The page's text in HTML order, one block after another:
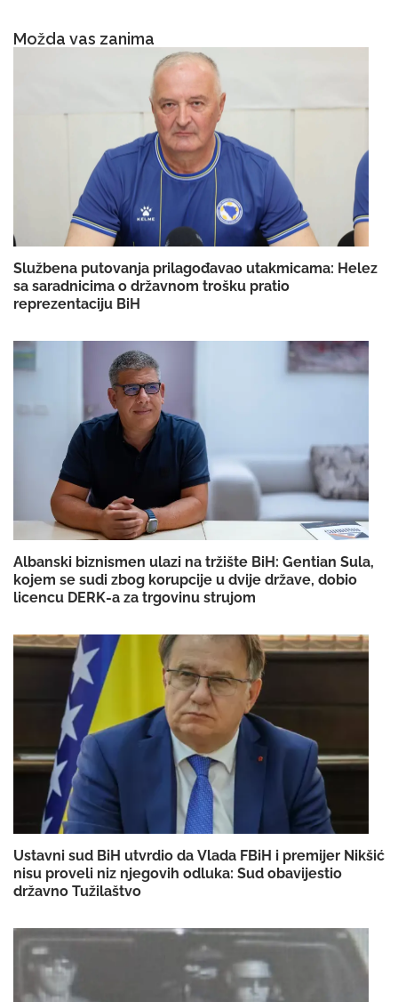
Možda vas zanima
Službena putovanja prilagođavao utakmicama: Helez
sa saradnicima o državnom trošku pratio
reprezentaciju BiH
Albanski biznismen ulazi na tržište BiH: Gentian Sula,
kojem se sudi zbog korupcije u dvije države, dobio
licencu DERK-a za trgovinu strujom
Ustavni sud BiH utvrdio da Vlada FBiH i premijer Nikšić
nisu proveli niz njegovih odluka: Sud obavijestio
državno Tužilaštvo